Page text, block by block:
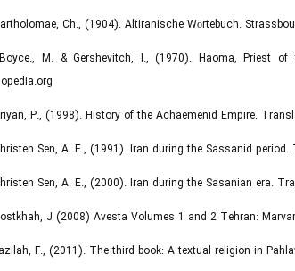
Ch., (1904). Altiranische Wörtebuch.
M. & Gershevitch, I., (1970). Haoma, Priest
P., (1998). History of the Achaemenid Empire.
Sen, A. E., (1991). Iran during the Sassanid
Sen, A. E., (2000). Iran during the Sasanian era.
J (2008) Avesta Volumes 1 and 2 Tehran:
F., (2011). The third book: A textual religion in